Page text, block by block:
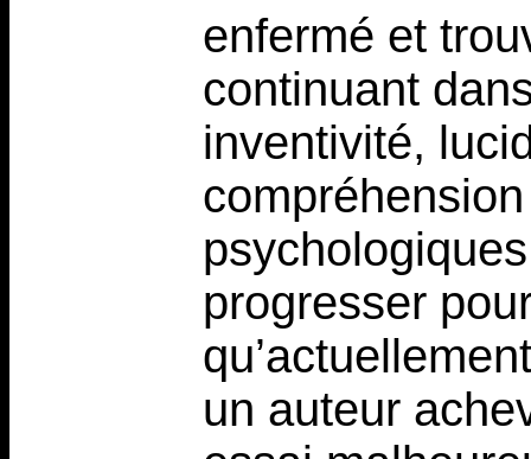
enfermé et
continuant
inventivité,
progresser
un auteur